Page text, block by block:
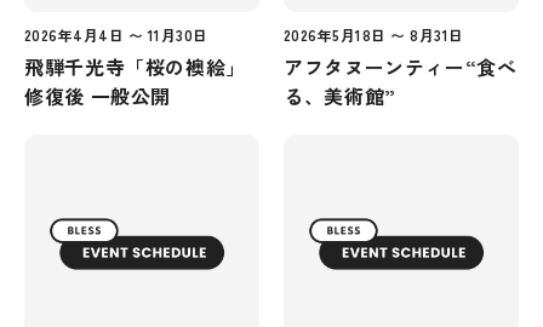
2026年4月4日 〜 11月30日
飛騨千光寺「桜の襖絵」
修復後 一般公開
2026年5月18日 〜 8月31日
アフタヌーンティー“食べ
る、美術館”